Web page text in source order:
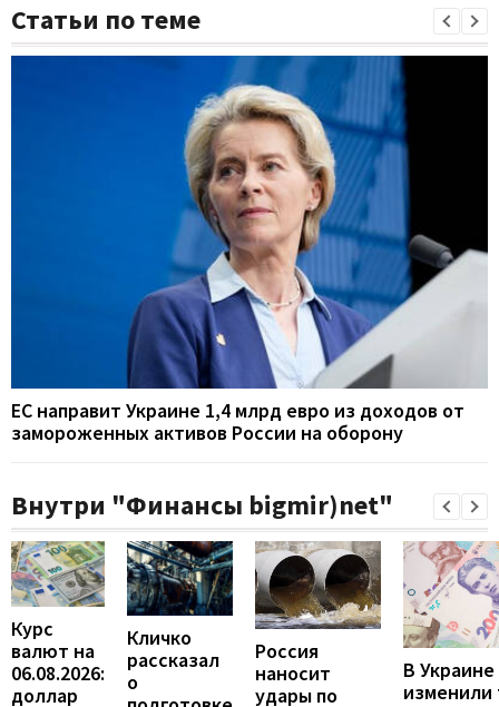
Статьи по теме
ЕС направит Украине 1,4 млрд евро из доходов от
замороженных активов России на оборону
Внутри "Финансы bigmir)net"
Курс
валют на
06.08.2026:
доллар
Кличко
рассказал
о
Россия
наносит
удары по
В Украине